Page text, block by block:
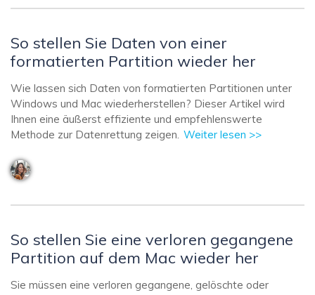
So stellen Sie Daten von einer
formatierten Partition wieder her
Wie lassen sich Daten von formatierten Partitionen unter
Windows und Mac wiederherstellen? Dieser Artikel wird
Ihnen eine äußerst effiziente und empfehlenswerte
Methode zur Datenrettung zeigen. Weiter lesen >>
So stellen Sie eine verloren gegangene
Partition auf dem Mac wieder her
Sie müssen eine verloren gegangene, gelöschte oder